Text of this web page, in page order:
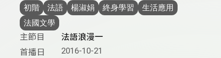
初階 法語 楊淑娟 終身學習
生活應用
法國文學
主節目
法語浪漫一
首播日
2016-10-21